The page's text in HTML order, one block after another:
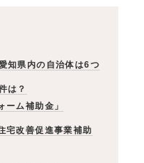
知県内の自治体は6つ
は？
ーム補助金」
宅改善促進事業補助